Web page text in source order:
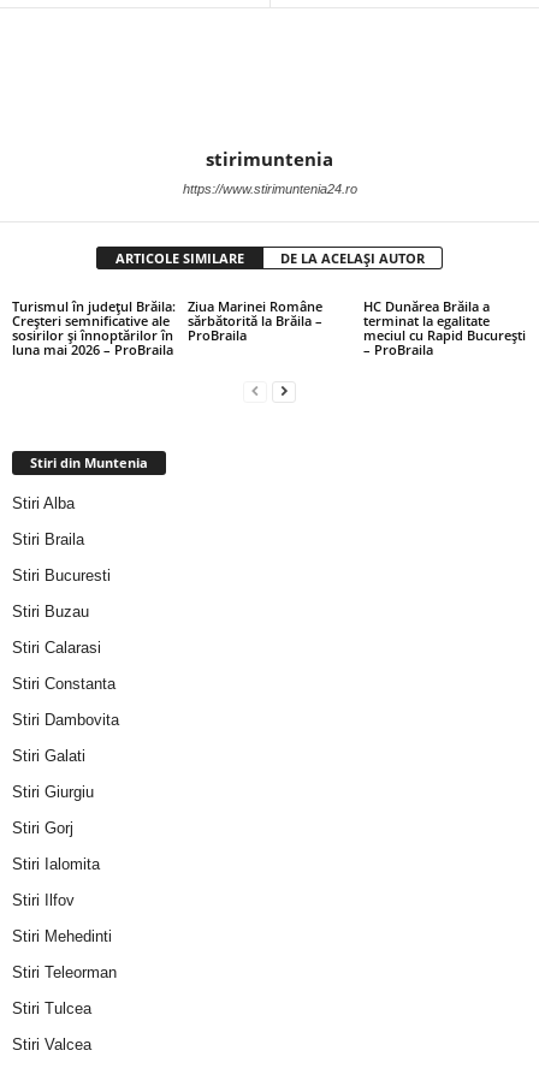
stirimuntenia
https://www.stirimuntenia24.ro
ARTICOLE SIMILARE DE LA ACELAȘI AUTOR
Turismul în județul Brăila:
Creșteri semnificative ale
sosirilor și înnoptărilor în
luna mai 2026 – ProBraila
Ziua Marinei Române
sărbătorită la Brăila –
ProBraila
HC Dunărea Brăila a
terminat la egalitate
meciul cu Rapid București
– ProBraila
Stiri din Muntenia
Stiri Alba
Stiri Braila
Stiri Bucuresti
Stiri Buzau
Stiri Calarasi
Stiri Constanta
Stiri Dambovita
Stiri Galati
Stiri Giurgiu
Stiri Gorj
Stiri Ialomita
Stiri Ilfov
Stiri Mehedinti
Stiri Teleorman
Stiri Tulcea
Stiri Valcea